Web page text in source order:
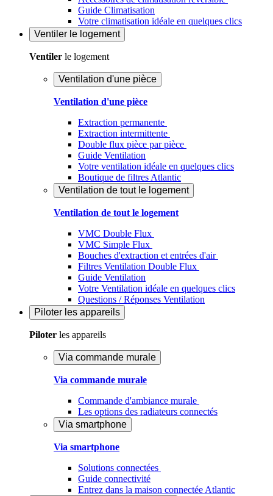
Guide Climatisation
Votre climatisation idéale en quelques clics
Ventiler le logement
Ventiler le logement
Ventilation d'une pièce
Ventilation d'une pièce
Extraction permanente
Extraction intermittente
Double flux pièce par pièce
Guide Ventilation
Votre ventilation idéale en quelques clics
Boutique de filtres Atlantic
Ventilation de tout le logement
Ventilation de tout le logement
VMC Double Flux
VMC Simple Flux
Bouches d'extraction et entrées d'air
Filtres Ventilation Double Flux
Guide Ventilation
Votre Ventilation idéale en quelques clics
Questions / Réponses Ventilation
Piloter les appareils
Piloter les appareils
Via commande murale
Via commande murale
Commande d'ambiance murale
Les options des radiateurs connectés
Via smartphone
Via smartphone
Solutions connectées
Guide connectivité
Entrez dans la maison connectée Atlantic